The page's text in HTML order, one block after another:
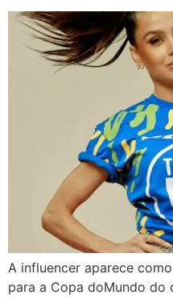
A influencer aparece
para a Copa doMundo do